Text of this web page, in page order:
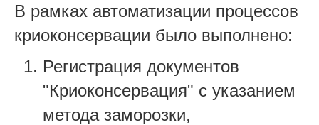
В рамках автоматизации процессов
криоконсервации было выполнено:
Регистрация документов
"Криоконсервация" с указанием
метода заморозки,